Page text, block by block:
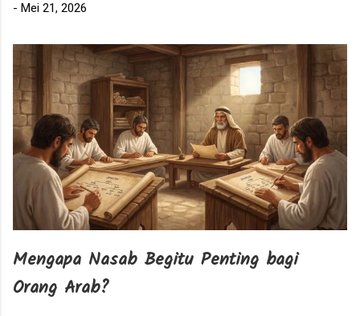
- Mei 21, 2026
Mengapa Nasab Begitu Penting bagi
Orang Arab?